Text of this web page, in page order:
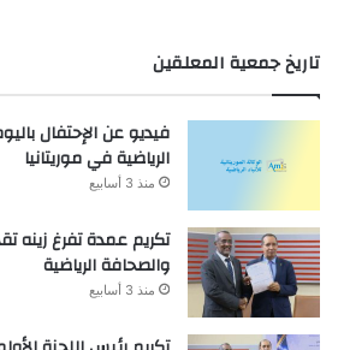
تاريخ جمعية المعلقين
فيديو عن الإحتفال
الرياضية في موريتانيا
منذ 3 أسابيع
تكريم عمدة تفرغ زينه
والصحافة الرياضية
منذ 3 أسابيع